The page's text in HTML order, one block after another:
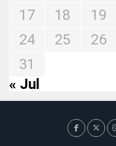
17
18 19
24
25 26
31
« Jul